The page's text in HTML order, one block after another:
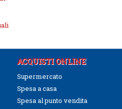
ACQUISTI ONLINE
Supermercato
Spesa a casa
Spesa al punto vendita